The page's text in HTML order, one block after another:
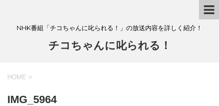
NHK番組「チコちゃんに叱られる！」の放送内容を詳しく紹介！
チコちゃんに叱られる！
HOME >
IMG_5964